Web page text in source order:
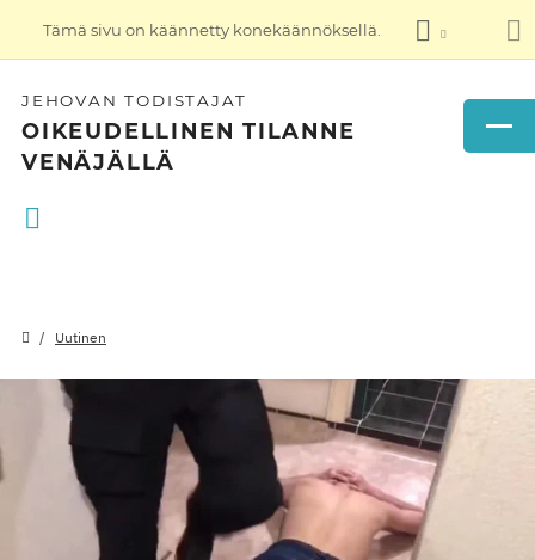
Tämä sivu on käännetty konekäännöksellä.
JEHOVAN TODISTAJAT
OIKEUDELLINEN TILANNE
VENÄJÄLLÄ
Uutinen